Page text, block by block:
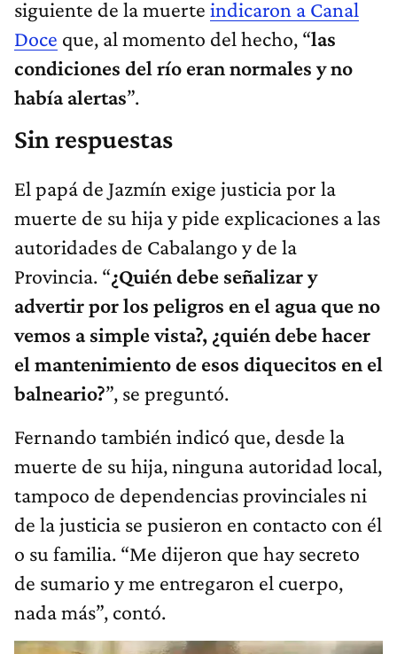
siguiente de la muerte indicaron a Canal
Doce que, al momento del hecho, “las
condiciones del río eran normales y no
había alertas”.
Sin respuestas
El papá de Jazmín exige justicia por la
muerte de su hija y pide explicaciones a las
autoridades de Cabalango y de la
Provincia. “¿Quién debe señalizar y
advertir por los peligros en el agua que no
vemos a simple vista?, ¿quién debe hacer
el mantenimiento de esos diquecitos en el
balneario?”, se preguntó.
Fernando también indicó que, desde la
muerte de su hija, ninguna autoridad local,
tampoco de dependencias provinciales ni
de la justicia se pusieron en contacto con él
o su familia. “Me dijeron que hay secreto
de sumario y me entregaron el cuerpo,
nada más”, contó.